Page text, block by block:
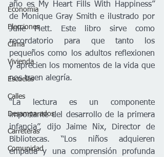
Economía
Elecciones
Clima
Vivienda
Escuelas
Calles
Desamparados
Carreteras
Comunidad
año es My Heart Fills With Happiness”
de Monique Gray Smith e ilustrado por
Julie Flett. Este libro sirve como
recordatorio para que tanto los
pequeños como los adultos reflexionen
y aprecien los momentos de la vida que
nos traen alegría.
“La lectura es un componente
importante del desarrollo de la primera
infancia”, dijo Jaime Nix, Director de
Bibliotecas. “Los niños adquieren
empatía y una comprensión profunda